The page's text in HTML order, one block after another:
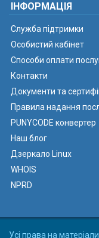
ІНФОРМАЦІЯ
Служба підтримки
Особистий кабінет
Способи оплати
Контакти
Документи та
Правила надання
PUNYCODE конвертер
Наш блог
Дзеркало Linux
WHOIS
NPRD
Усі права на